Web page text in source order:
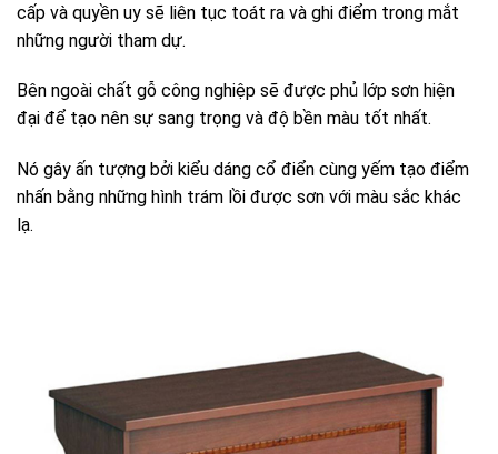
cấp và quyền uy sẽ liên tục toát ra và ghi điểm trong mắt
những người tham dự.
Bên ngoài chất gỗ công nghiệp sẽ được phủ lớp sơn hiện
đại để tạo nên sự sang trọng và độ bền màu tốt nhất.
Nó gây ấn tượng bởi kiểu dáng cổ điển cùng yếm tạo điểm
nhấn bằng những hình trám lồi được sơn với màu sắc khác
lạ.